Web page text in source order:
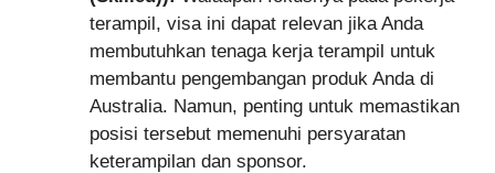
terampil, visa ini dapat relevan jika Anda
membutuhkan tenaga kerja terampil untuk
membantu pengembangan produk Anda di
Australia. Namun, penting untuk memastikan
posisi tersebut memenuhi persyaratan
keterampilan dan sponsor.